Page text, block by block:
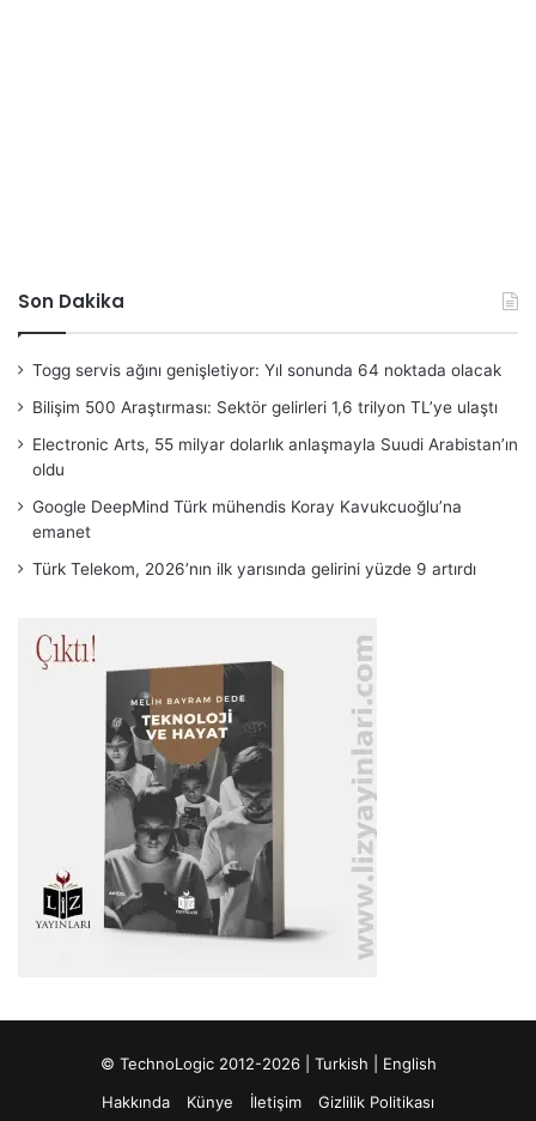
Son Dakika
Togg servis ağını genişletiyor: Yıl sonunda 64 noktada olacak
Bilişim 500 Araştırması: Sektör gelirleri 1,6 trilyon TL’ye ulaştı
Electronic Arts, 55 milyar dolarlık anlaşmayla Suudi Arabistan’ın
oldu
Google DeepMind Türk mühendis Koray Kavukcuoğlu’na
emanet
Türk Telekom, 2026’nın ilk yarısında gelirini yüzde 9 artırdı
© TechnoLogic 2012-2026 | Turkish
English
Hakkında
Künye İletişim Gizlilik Politikası